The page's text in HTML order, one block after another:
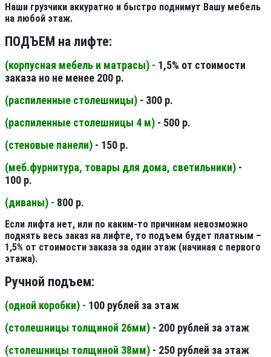
Наши грузчики аккуратно и быстро поднимут Вашу мебель
на любой этаж.
ПОДЪЕМ на лифте:
(корпусная мебель и матрасы) - 1,5% от стоимости
заказа но не менее 200 р.
(распиленные столешницы) - 300 р.
(распиленные столешницы 4 м) - 500 р.
(стеновые панели) - 150 р.
(меб.фурнитура, товары для дома, светильники) -
100 р.
(диваны) - 800 р.
Если лифта нет, или по каким-то причинам невозможно
поднять весь заказ на лифте, то подъем будет платным –
1,5% от стоимости заказа за один этаж (начиная с первого
этажа).
Ручной подъем:
(одной коробки) - 100 рублей за этаж
(столешницы толщиной 26мм) - 200 рублей за этаж
(столешницы толщиной 38мм) - 250 рублей за этаж